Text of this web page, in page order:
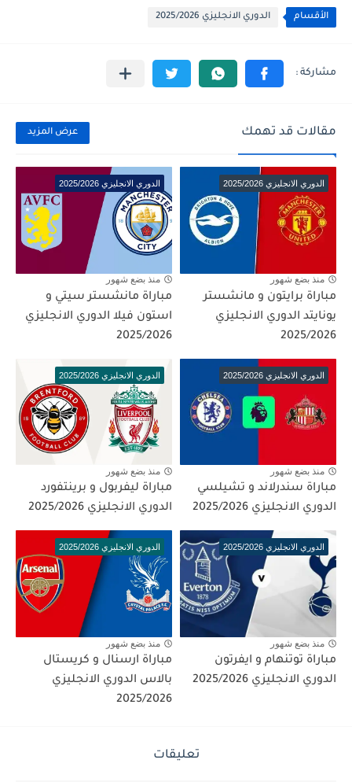
الأقسام الدوري الانجليزي 2025/2026
مقالات قد تهمك عرض المزيد
الدوري الانجليزي 2025/2026
منذ بضع شهور
مباراة برايتون و مانشستر
يونايتد الدوري الانجليزي
2025/2026
الدوري الانجليزي 2025/2026
منذ بضع شهور
مباراة مانشستر سيتي و
استون فيلا الدوري الانجليزي
2025/2026
الدوري الانجليزي 2025/2026
منذ بضع شهور
مباراة سندرلاند و تشيلسي
الدوري الانجليزي 2025/2026
الدوري الانجليزي 2025/2026
منذ بضع شهور
مباراة ليفربول و برينتفورد
الدوري الانجليزي 2025/2026
الدوري الانجليزي 2025/2026
منذ بضع شهور
مباراة توتنهام و ايفرتون
الدوري الانجليزي 2025/2026
الدوري الانجليزي 2025/2026
منذ بضع شهور
مباراة ارسنال و كريستال
بالاس الدوري الانجليزي
2025/2026
تعليقات